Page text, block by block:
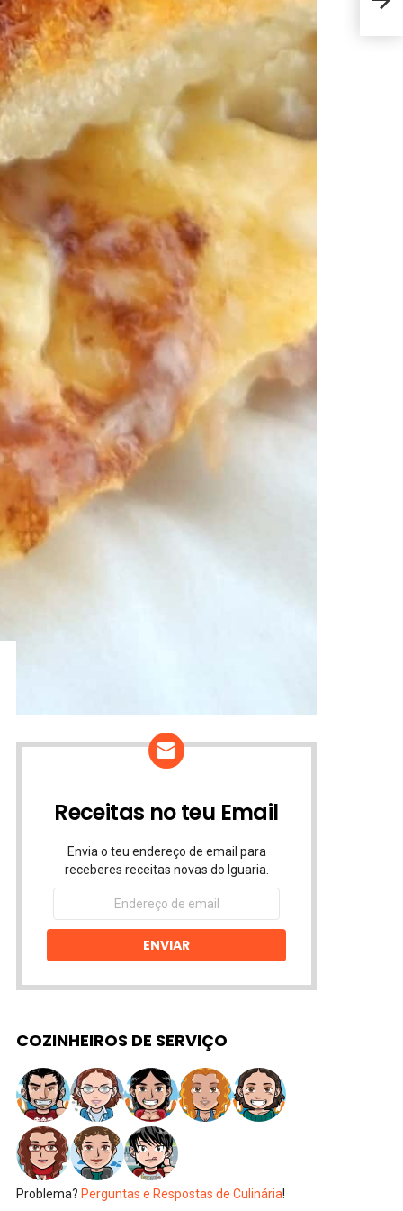
Receitas no teu Email
Envia o teu endereço de email para
receberes receitas novas do Iguaria.
Endereço
email
ENVIAR
COZINHEIROS DE SERVIÇO
Problema? Perguntas e Respostas de Culinária!